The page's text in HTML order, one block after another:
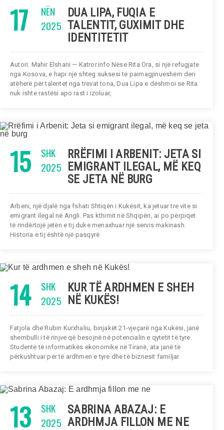
17
NËN
2025
DUA LIPA, FUQIA E
TALENTIT, GUXIMIT DHE
IDENTITETIT
Autori: Mahir Elshani — Katror.info Nëse Rita Ora, si një refugjate
nga Kosova, e hapi një shteg suksesi të paimagjinueshëm deri
atëherë për talentet nga trevat tona, Dua Lipa e dëshmoi se Rita
nuk ishte rastësi apo rast i izoluar,
15
SHK
2025
RRËFIMI I ARBENIT: JETA SI
EMIGRANT ILEGAL, MË KEQ
SE JETA NË BURG
Arbeni, një djalë nga fshati Shtiqën i Kukësit, ka jetuar tre vite si
emigrant ilegal në Angli. Pas kthimit në Shqipëri, ai po përpiqet
të rindërtojë jetën e tij duke menaxhuar një servis makinash.
Historia e tij është një pasqyrë
14
SHK
2025
KUR TË ARDHMEN E SHEH
NË KUKËS!
Fatjola dhe Rubin Kurxhaliu, binjakët 21-vjeçarë nga Kukësi, janë
shembulli i të rinjve që besojnë në potencialin e qytetit të tyre.
Studentë të informatikës ekonomike në Tiranë, ata janë të
përkushtuar për të ardhmen e tyre dhe të biznesit familjar
13
SHK
2025
SABRINA ABAZAJ: E
ARDHMJA FILLON ME NE